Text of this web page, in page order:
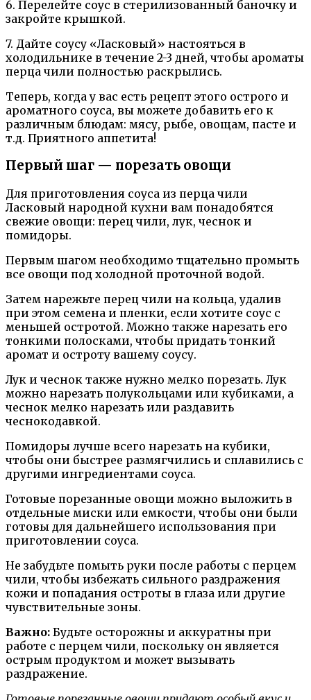
6. Перелейте соус в стерилизованный баночку и
закройте крышкой.
7. Дайте соусу «Ласковый» настояться в
холодильнике в течение 2-3 дней, чтобы ароматы
перца чили полностью раскрылись.
Теперь, когда у вас есть рецепт этого острого и
ароматного соуса, вы можете добавить его к
различным блюдам: мясу, рыбе, овощам, пасте и
т.д. Приятного аппетита!
Первый шаг — порезать овощи
Для приготовления соуса из перца чили
Ласковый народной кухни вам понадобятся
свежие овощи: перец чили, лук, чеснок и
помидоры.
Первым шагом необходимо тщательно промыть
все овощи под холодной проточной водой.
Затем нарежьте перец чили на кольца, удалив
при этом семена и пленки, если хотите соус с
меньшей остротой. Можно также нарезать его
тонкими полосками, чтобы придать тонкий
аромат и остроту вашему соусу.
Лук и чеснок также нужно мелко порезать. Лук
можно нарезать полукольцами или кубиками, а
чеснок мелко нарезать или раздавить
чеснокодавкой.
Помидоры лучше всего нарезать на кубики,
чтобы они быстрее размягчились и сплавились с
другими ингредиентами соуса.
Готовые порезанные овощи можно выложить в
отдельные миски или емкости, чтобы они были
готовы для дальнейшего использования при
приготовлении соуса.
Не забудьте помыть руки после работы с перцем
чили, чтобы избежать сильного раздражения
кожи и попадания остроты в глаза или другие
чувствительные зоны.
Важно: Будьте осторожны и аккуратны при
работе с перцем чили, поскольку он является
острым продуктом и может вызывать
раздражение.